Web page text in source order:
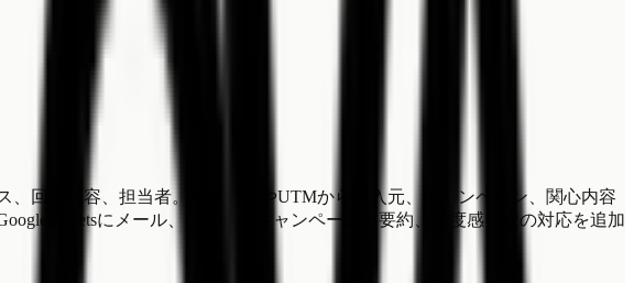
回答内容、担当者。回答内容やUTMから流入元、キャンペーン、関心内容
Sheetsにメール、流入元、キャンペーン、要約、温度感、次の対応を追加